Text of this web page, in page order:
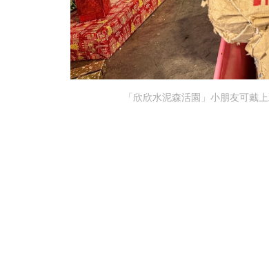
「欣欣水泥森活園」小朋友可戴